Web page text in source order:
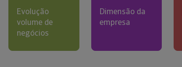
Evolução
volume de
negócios
Dimensão da
empresa